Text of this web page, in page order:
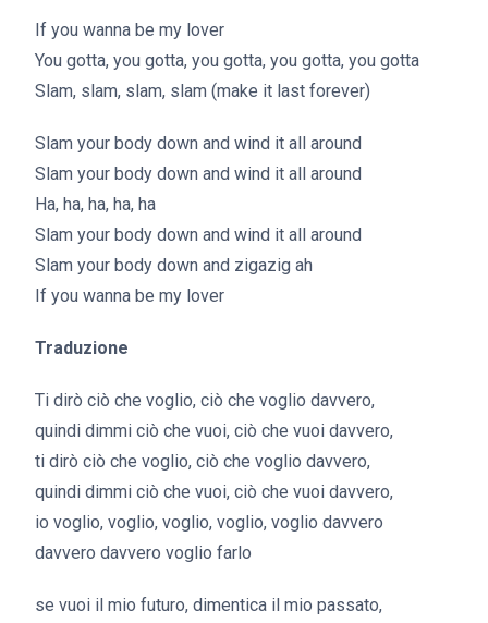
If you wanna be my lover
You gotta, you gotta, you gotta, you gotta, you gotta
Slam, slam, slam, slam (make it last forever)
Slam your body down and wind it all around
Slam your body down and wind it all around
Ha, ha, ha, ha, ha
Slam your body down and wind it all around
Slam your body down and zigazig ah
If you wanna be my lover
Traduzione
Ti dirò ciò che voglio, ciò che voglio davvero,
quindi dimmi ciò che vuoi, ciò che vuoi davvero,
ti dirò ciò che voglio, ciò che voglio davvero,
quindi dimmi ciò che vuoi, ciò che vuoi davvero,
io voglio, voglio, voglio, voglio, voglio davvero
davvero davvero voglio farlo
se vuoi il mio futuro, dimentica il mio passato,